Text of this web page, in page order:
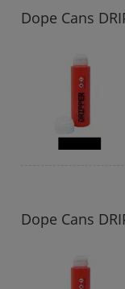
Dope Cans
Dope Cans